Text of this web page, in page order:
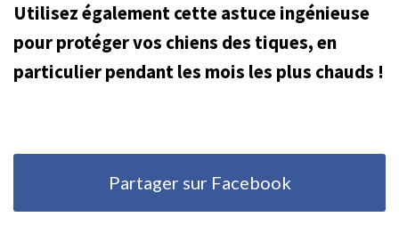
Utilisez également cette astuce ingénieuse
pour protéger vos chiens des tiques, en
particulier pendant les mois les plus chauds !
Partager sur Facebook